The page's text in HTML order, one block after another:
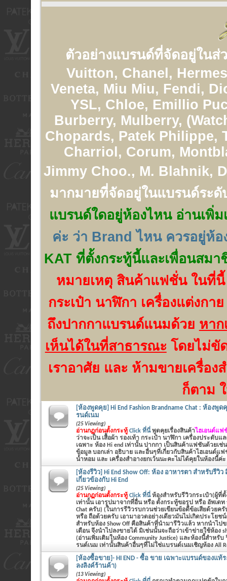
ตัวอย่างแบรนด์ที่จัดอยู่ในส่
Vuitton, Chanel,
Veneta, Miu Miu, Fendi,
YSL, Chloe, Emillio
Burberry, Mulberry,
Chopards, Patek Philippe,
Charriol, Corum,
Jimmy Choo., M. Blahnik,
มากมายที่จัดอยู่ในแบรนด์ระ
แบรนด์ใดอยู่ห้องไหน อ่านเพิ่ม
ค่ะ ว่า Brand ไหน ควรอยู่ห้
KAT ที่ตั้งกระทู้นี้และเพื่อนสม
หมายเหตุ สินค้าแฟชั่น ในที่นี้
กระเป๋า นาฬิกา เครื่องแต่งกา
ถึงปากกาแบรนด์แนมด้วย หาก
เห็นได้ในที่สาธารณะ โดยไม่ขั
เราอาศัย และ ห้ามขายเครื่อง
ก็ตาม
[ห้องพูดคุย] Hi End Fashion Brandname Chat : ห้องพู
รนด์เนม
(25 Viewing)
อ่านกฏก่อนตั้งกระทู้ Click ที่นี่ พูดคุยเรื่องสินค้าไฮเอนด์แฟ
ว่าจะเป็นเสื้อผ้า รองเท้า กระเป๋า นาฬิกา เครื่องประดับแ
เฉพาะ ห้อง Hi end เท่านั้น ปากกา เป็นสินค้าแฟชันด้วยเช่
ข้อมูล บอกเล่า อธิบาย และอื่นๆที่เกี่ยวกับสินค้าไฮเอนด์แ
น้ำหอม และ เครื่องสำอางยกเว้นนะคะไม่ได้คุยในห้องนี้ค่ะ
[ห้องรีวิว] Hi End Show Off: ห้อง อาหารตา สำหรับรีวิว
เกี่ยวข้องกับ Hi End
(25 Viewing)
อ่านกฏก่อนตั้งกระทู้ Click ที่นี่ ห้องสำหรับรีวิวกระเป๋า(ผู้ที่
เท่านั้น เอารูปมาจากที่อื่น หรือ ตั้งกระทู้ขอรูป หรือ อัพเดท
Chat ครับ) (ในการรีวิวรบกวนช่วยเขียนข้อดีข้อเสียด้วยค
หรือ ถือด้วยครับ เอามาอวดอย่างเดียวมันไม่เกิดประโยช
สำหรับห้อง Show Off คือสินค้าที่นำมารีวิวแล้ว หากนำไป
เดือน จึงนำไปลงขายได้ มิเช่นนั้นจะถือว่าเข้าข่ายใช้ห้อง
(อ่านเพิ่มเติมในห้อง Community Justice) และห้องนี้สำหรั
รนด์เนม เท่านั้นสินค้าอื่นๆที่ไม่ใช่แบรนด์เนมเชิญห้อง All
[ห้องซื้อขาย]- HI END - ซื้อ ขาย เฉพาะแบรนด์ของแท้
ลงลิงค์ร้านค้า)
(13 Viewing)